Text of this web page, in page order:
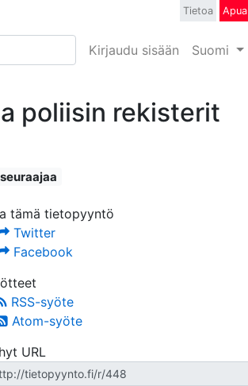
Kirjaudu sisään Suomi
Tietoa Apua
poliisin rekisterit
tämä tietopyyntö
Twitter
Facebook
RSS-syöte
Atom-syöte
URL